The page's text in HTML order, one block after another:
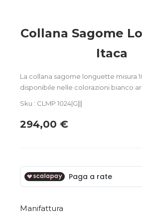
Collana Sagome
Itaca
La collana sagome longuette misura
disponibile nelle colorazioni bianco
Sku : CLMP 1024|G|||
294,00 €
Manifattura